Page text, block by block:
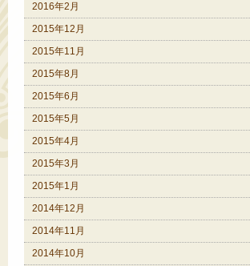
2016年2月
2015年12月
2015年11月
2015年8月
2015年6月
2015年5月
2015年4月
2015年3月
2015年1月
2014年12月
2014年11月
2014年10月